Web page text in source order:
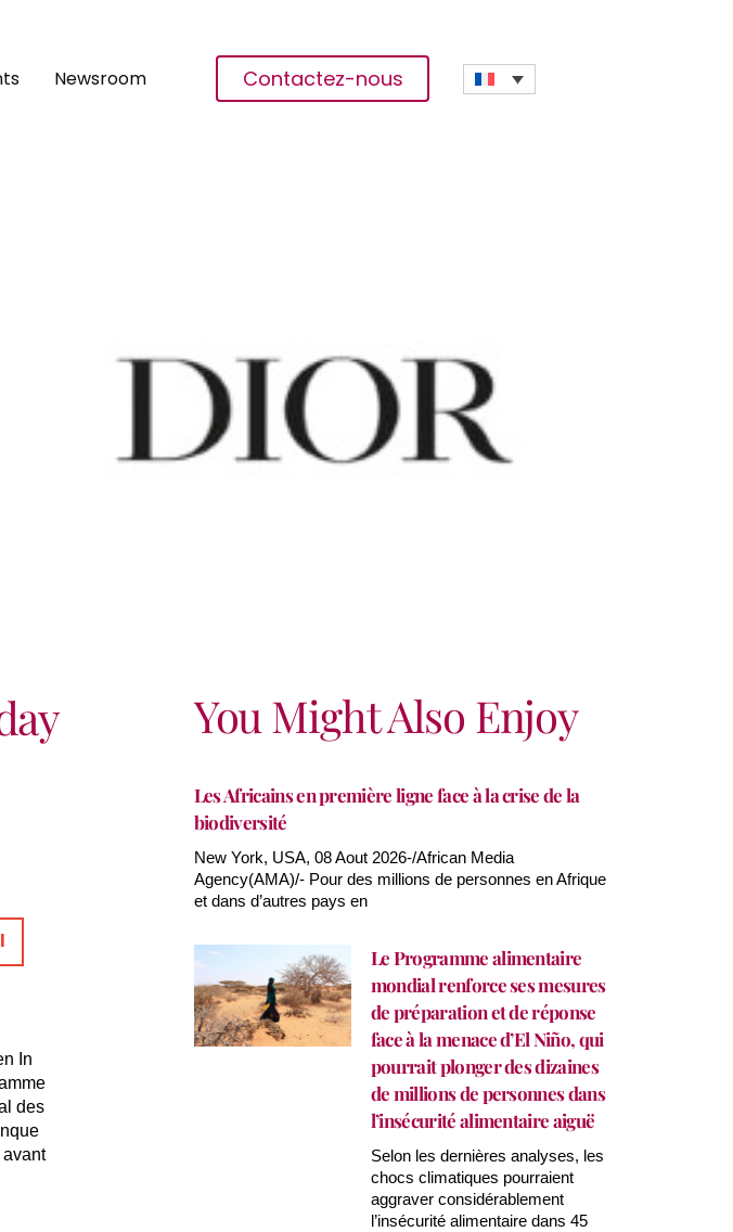
Newsroom Contactez-nous
Lauréate De La Première Promotion
In
des
avant
You Might Also Enjoy
Les Africains en première ligne face à la crise de la
biodiversité
New York, USA, 08 Aout 2026-/African Media
Agency(AMA)/- Pour des millions de personnes en Afrique
et dans d’autres pays en
Le Programme alimentaire
mondial renforce ses mesures
de préparation et de réponse
face à la menace d’El Niño, qui
pourrait plonger des dizaines
de millions de personnes dans
l’insécurité alimentaire aiguë
Selon les dernières analyses, les
chocs climatiques pourraient
aggraver considérablement
l’insécurité alimentaire dans 45